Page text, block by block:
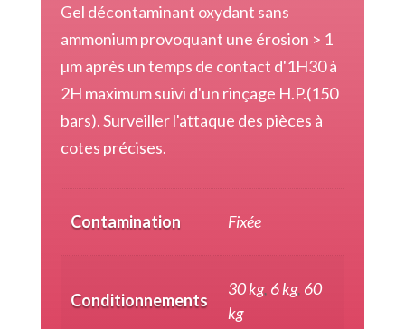
Gel décontaminant oxydant sans
ammonium provoquant une érosion > 1
µm après un temps de contact d'1H30 à
2H maximum suivi d'un rinçage H.P.(150
bars). Surveiller l'attaque des pièces à
cotes précises.
Contamination Fixée
Conditionnements
30 kg, 6 kg, 60
kg